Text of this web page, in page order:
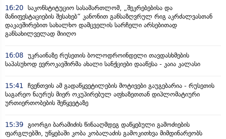
16:20 საკონსტიტუციო სასამართლომ, „შეკრებებისა და
მანიფესტაციების შესახებ“ კანონით განსაზღვრულ რიგ აკრძალვასთან
დაკავშირებით სახალხო დამცველის სარჩელი არსებითად
განსახილველად მიიღო
16:08 უკრაინაზე რუსეთის ბოლოდროინდელი თავდასხმების
საპასუხოდ ევროკავშირმა ახალი სანქციები დააწესა - კაია კალასი
15:41 ჩვენთვის ამ გადაწყვეტილების მოტივები გაუგებარია - რუსეთის
საგარეო ნაურუს მიერ ოკუპირებულ აფხაზეთთან დიპლომატიური
ურთიერთობების შეწყვეტაზე
15:39 გიორგი ბარამიძის წინააღმდეგ დაწყებული გამოძიების
ფარგლებში, უწყებაში კობა კობალაძის გამოკითხვა მიმდინარეობს